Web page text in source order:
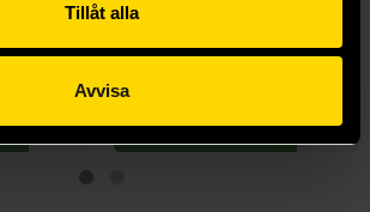
Tillåt alla
Avvisa
Richard A Knaak
159 kr
Beställ